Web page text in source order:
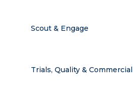
Scout & Engage
Trials, Quality & Commercial